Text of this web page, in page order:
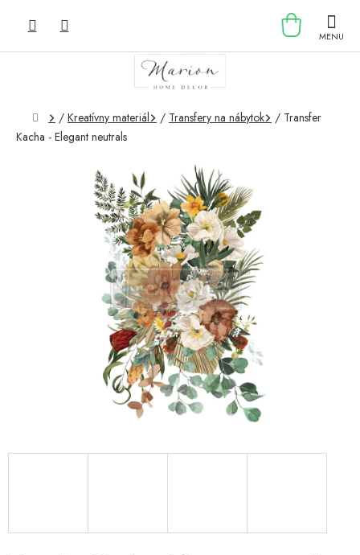
KOŠÍK
Domov
/ Kreatívny materiál / Transfery na nábytok / Transfer
Kacha - Elegant neutrals